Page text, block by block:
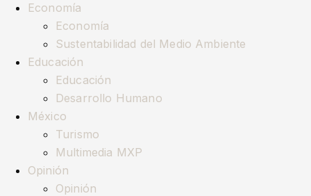
Economía
Economía
Sustentabilidad del Medio Ambiente
Educación
Educación
Desarrollo Humano
México
Turismo
Multimedia MXP
Opinión
Opinión